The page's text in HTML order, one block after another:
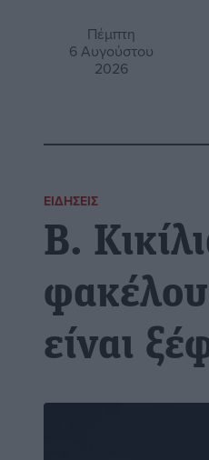
Πέμπτη
6 Αυγούστου
2026
ΕΙΔΉΣΕΙΣ
Β.
είναι